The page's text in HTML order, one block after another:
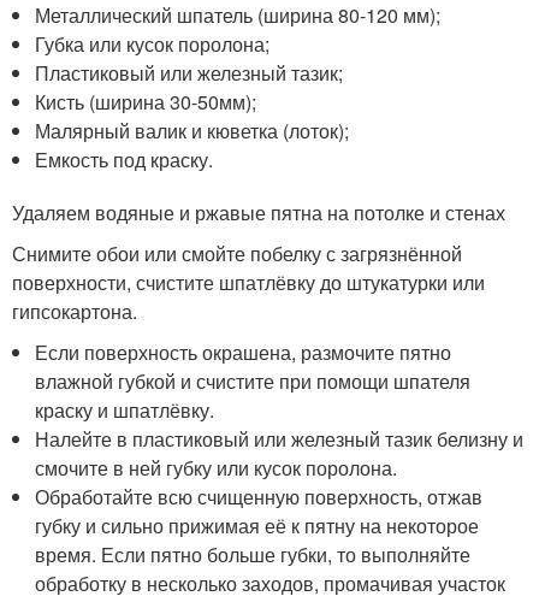
Металлический шпатель (ширина 80-120 мм);
Губка или кусок поролона;
Пластиковый или железный тазик;
Кисть (ширина 30-50мм);
Малярный валик и кюветка (лоток);
Емкость под краску.
Удаляем водяные и ржавые пятна на потолке и стенах
Снимите обои или смойте побелку с загрязнённой
поверхности, счистите шпатлёвку до штукатурки или
гипсокартона.
Если поверхность окрашена, размочите пятно
влажной губкой и счистите при помощи шпателя
краску и шпатлёвку.
Налейте в пластиковый или железный тазик белизну и
смочите в ней губку или кусок поролона.
Обработайте всю счищенную поверхность, отжав
губку и сильно прижимая её к пятну на некоторое
время. Если пятно больше губки, то выполняйте
обработку в несколько заходов, промачивая участок